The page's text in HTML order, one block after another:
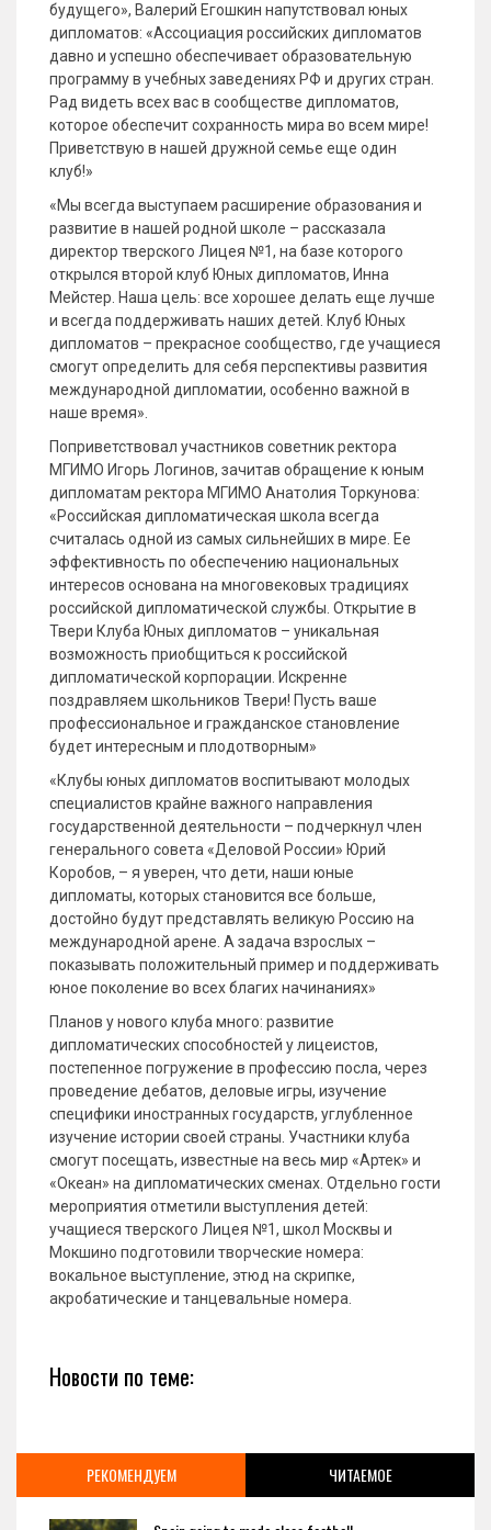
будущего», Валерий Егошкин напутствовал юных
дипломатов: «Ассоциация российских дипломатов
давно и успешно обеспечивает образовательную
программу в учебных заведениях РФ и других стран.
Рад видеть всех вас в сообществе дипломатов,
которое обеспечит сохранность мира во всем мире!
Приветствую в нашей дружной семье еще один
клуб!»
«Мы всегда выступаем расширение образования и
развитие в нашей родной школе – рассказала
директор тверского Лицея №1, на базе которого
открылся второй клуб Юных дипломатов, Инна
Мейстер. Наша цель: все хорошее делать еще лучше
и всегда поддерживать наших детей. Клуб Юных
дипломатов – прекрасное сообщество, где учащиеся
смогут определить для себя перспективы развития
международной дипломатии, особенно важной в
наше время».
Поприветствовал участников советник ректора
МГИМО Игорь Логинов, зачитав обращение к юным
дипломатам ректора МГИМО Анатолия Торкунова:
«Российская дипломатическая школа всегда
считалась одной из самых сильнейших в мире. Ее
эффективность по обеспечению национальных
интересов основана на многовековых традициях
российской дипломатической службы. Открытие в
Твери Клуба Юных дипломатов – уникальная
возможность приобщиться к российской
дипломатической корпорации. Искренне
поздравляем школьников Твери! Пусть ваше
профессиональное и гражданское становление
будет интересным и плодотворным»
«Клубы юных дипломатов воспитывают молодых
специалистов крайне важного направления
государственной деятельности – подчеркнул член
генерального совета «Деловой России» Юрий
Коробов, – я уверен, что дети, наши юные
дипломаты, которых становится все больше,
достойно будут представлять великую Россию на
международной арене. А задача взрослых –
показывать положительный пример и поддерживать
юное поколение во всех благих начинаниях»
Планов у нового клуба много: развитие
дипломатических способностей у лицеистов,
постепенное погружение в профессию посла, через
проведение дебатов, деловые игры, изучение
специфики иностранных государств, углубленное
изучение истории своей страны. Участники клуба
смогут посещать, известные на весь мир «Артек» и
«Океан» на дипломатических сменах. Отдельно гости
мероприятия отметили выступления детей:
учащиеся тверского Лицея №1, школ Москвы и
Мокшино подготовили творческие номера:
вокальное выступление, этюд на скрипке,
акробатические и танцевальные номера.
Новости по теме:
РЕКОМЕНДУЕМ ЧИТАЕМОЕ